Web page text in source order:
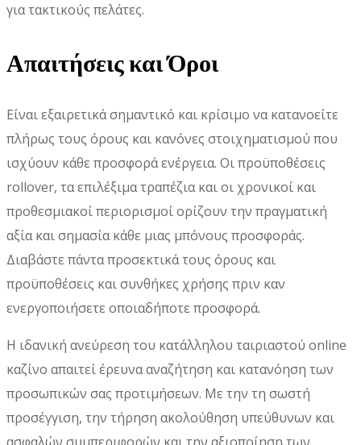
για τακτικούς πελάτες.
Απαιτήσεις και Όροι
Είναι εξαιρετικά σημαντικό και κρίσιμο να κατανοείτε
πλήρως τους όρους και κανόνες στοιχηματισμού που
ισχύουν κάθε προσφορά ενέργεια. Οι προϋποθέσεις
rollover, τα επιλέξιμα τραπέζια και οι χρονικοί και
προθεσμιακοί περιορισμοί ορίζουν την πραγματική
αξία και σημασία κάθε μιας μπόνους προσφοράς.
Διαβάστε πάντα προσεκτικά τους όρους και
προϋποθέσεις και συνθήκες χρήσης πριν καν
ενεργοποιήσετε οποιαδήποτε προσφορά.
Η ιδανική ανεύρεση του κατάλληλου ταιριαστού online
καζίνο απαιτεί έρευνα αναζήτηση και κατανόηση των
προσωπικών σας προτιμήσεων. Με την τη σωστή
προσέγγιση, την τήρηση ακολούθηση υπεύθυνων και